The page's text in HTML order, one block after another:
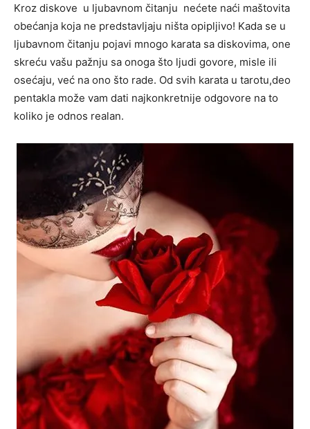
Kroz diskove u ljubavnom čitanju nećete naći maštovita
obećanja koja ne predstavljaju ništa opipljivo! Kada se u
ljubavnom čitanju pojavi mnogo karata sa diskovima, one
skreću vašu pažnju sa onoga što ljudi govore, misle ili
osećaju, već na ono što rade. Od svih karata u tarotu,deo
pentakla može vam dati najkonkretnije odgovore na to
koliko je odnos realan.